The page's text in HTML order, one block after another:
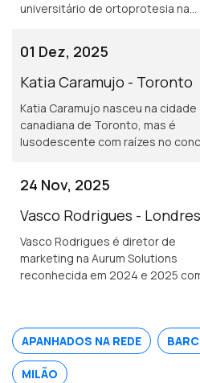
universitário de ortoprotesia na
dispositivos para mover
mãos em pessoas que tenham
um AVC.
01 Dez, 2025
Katia Caramujo - Toronto
Katia Caramujo nasceu na cidade
canadiana de Toronto, mas é
lusodescente com raízes no
conselheira das comunidades
portuguesas.
24 Nov, 2025
Vasco Rodrigues - Londres
Vasco Rodrigues é diretor de
marketing na Aurum Solutions
reconhecida em 2024 e 2025
Natural de Valpaços é formado
engenharia e gestão industrial.
APANHADOS NA REDE
MILÃO